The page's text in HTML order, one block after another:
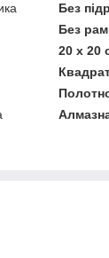
Без
Без
20 х 20